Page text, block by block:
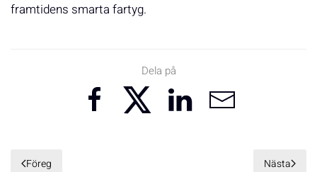
framtidens smarta fartyg.
Dela på
Föreg Nästa